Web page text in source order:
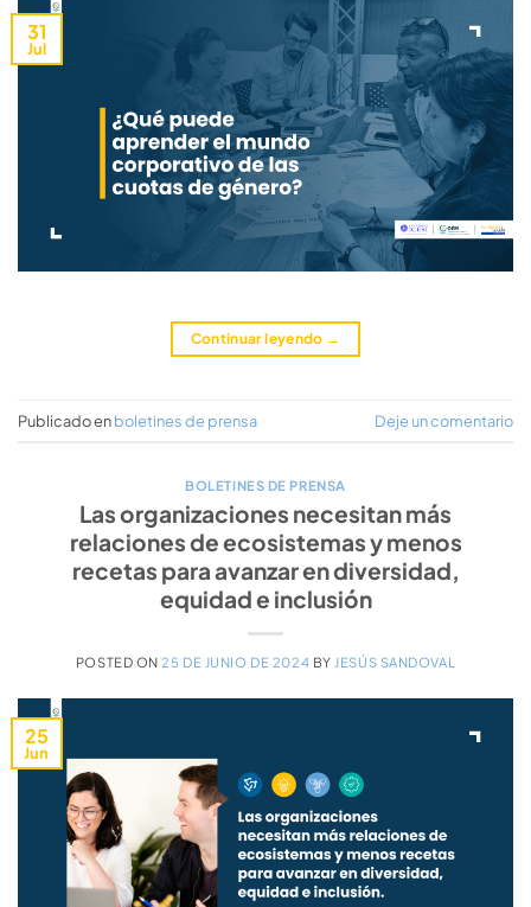
31
Jul
Continuar leyendo →
Publicado enboletines de prensa Deje un comentario
BOLETINES DE PRENSA
Las organizaciones necesitan más
relaciones de ecosistemas y menos
recetas para avanzar en diversidad,
equidad e inclusión
POSTED ON25 DE JUNIO DE 2024 BY JESÚS SANDOVAL
25
Jun